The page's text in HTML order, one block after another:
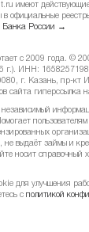
имеют
в официальные
Банка России →
с 2009 года. ©
г.). ИНН:
г. Казань, пр-кт
сайта гиперссылка
не выдаёт займы и
носит справочный
для улучшения
с политикой